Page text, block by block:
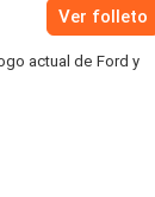
Ver folleto
actual de Ford y